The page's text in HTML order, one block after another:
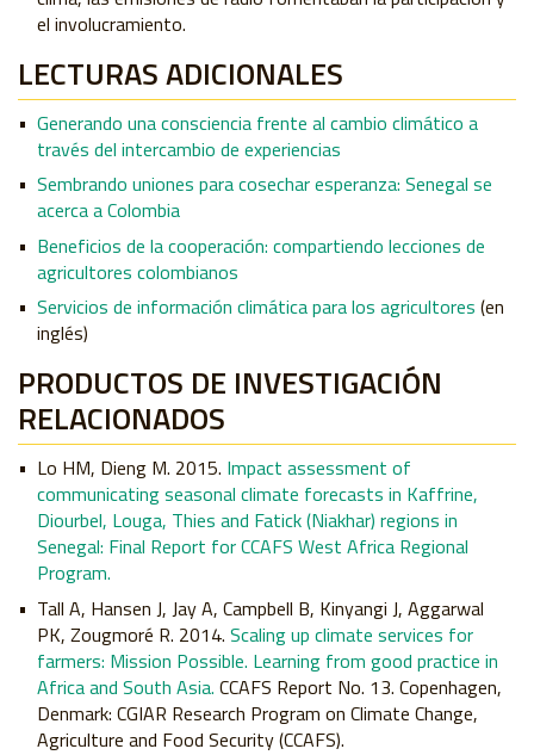
el involucramiento.
LECTURAS ADICIONALES
Generando una consciencia frente al cambio climático a
través del intercambio de experiencias
Sembrando uniones para cosechar esperanza: Senegal se
acerca a Colombia
Beneficios de la cooperación: compartiendo lecciones de
agricultores colombianos
Servicios de información climática para los agricultores (en
inglés)
PRODUCTOS DE INVESTIGACIÓN
RELACIONADOS
Lo HM, Dieng M. 2015. Impact assessment of
communicating seasonal climate forecasts in Kaffrine,
Diourbel, Louga, Thies and Fatick (Niakhar) regions in
Senegal: Final Report for CCAFS West Africa Regional
Program.
Tall A, Hansen J, Jay A, Campbell B, Kinyangi J, Aggarwal
PK, Zougmoré R. 2014. Scaling up climate services for
farmers: Mission Possible. Learning from good practice in
Africa and South Asia. CCAFS Report No. 13. Copenhagen,
Denmark: CGIAR Research Program on Climate Change,
Agriculture and Food Security (CCAFS).